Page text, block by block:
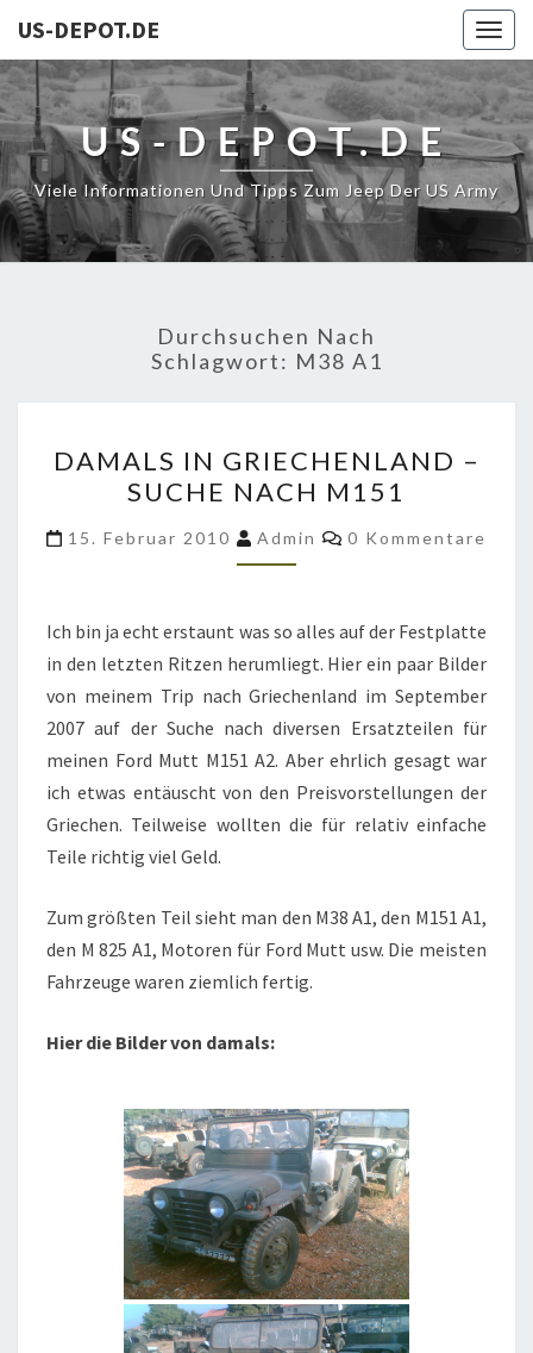
US-DEPOT.DE
US-DEPOT.DE
Viele Informationen Und Tipps Zum Jeep Der US Army
Durchsuchen Nach
Schlagwort: M38 A1
IN
GRIECHENLAND
–
SUCHE
M151
DAMALS IN GRIECHENLAND –
SUCHE NACH M151
15. Februar 2010 Admin Kommentare
0 Kommentare
Ich bin ja echt erstaunt was so alles auf der Festplatte
in den letzten Ritzen herumliegt. Hier ein paar Bilder
von meinem Trip nach Griechenland im September
2007 auf der Suche nach diversen Ersatzteilen für
meinen Ford Mutt M151 A2. Aber ehrlich gesagt war
ich etwas entäuscht von den Preisvorstellungen der
Griechen. Teilweise wollten die für relativ einfache
Teile richtig viel Geld.
Zum größten Teil sieht man den M38 A1, den M151 A1,
den M 825 A1, Motoren für Ford Mutt usw. Die meisten
Fahrzeuge waren ziemlich fertig.
Hier die Bilder von damals: